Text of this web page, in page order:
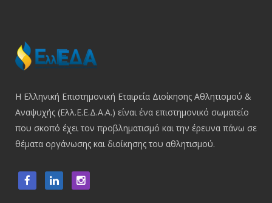
Η Ελληνική Επιστημονική Εταιρεία Διοίκησης Αθλητισμού &
Αναψυχής (Ελλ.Ε.Ε.Δ.Α.Α.) είναι ένα επιστημονικό σωματείο
που σκοπό έχει τον προβληματισμό και την έρευνα πάνω σε
θέματα οργάνωσης και διοίκησης του αθλητισμού.